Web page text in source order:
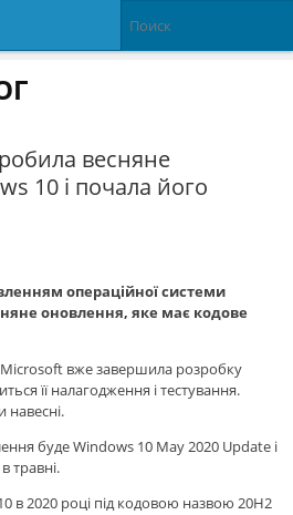
весняне
10 і почала його
операційної системи
оновлення, яке має кодове
вже завершила розробку
її налагодження і тестування.
навесні.
буде Windows 10 May 2020 Update і
травні.
в 2020 році під кодовою назвою 20H2